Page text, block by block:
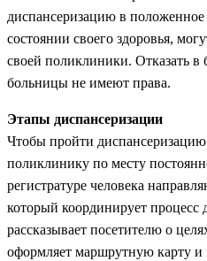
диспансеризацию в
состоянии своего здоровья,
своей поликлиники. Отказать в
больницы не имеют права.
Этапы диспансеризации
Чтобы пройти диспансеризацию
поликлинику по месту
регистратуре человека
который координирует процесс
рассказывает посетителю о
оформляет маршрутную карту